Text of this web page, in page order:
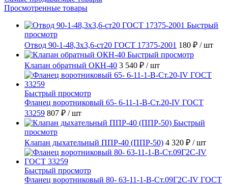
Просмотренные товары
Быстрый
просмотр
Отвод 90-1-48,3х3,6-ст20 ГОСТ 17375-2001 180 ₽ / шт
Быстрый просмотр
Клапан обратный ОКН-40 3 540 ₽ / шт
Быстрый просмотр
Фланец воротниковый 65- 6-11-1-B-Ст.20-IV ГОСТ
33259 807 ₽ / шт
Быстрый
просмотр
Клапан дыхательный ППР-40 (ППР-50) 4 320 ₽ / шт
Быстрый просмотр
Фланец воротниковый 80- 63-11-1-B-Ст.09Г2С-IV ГОСТ